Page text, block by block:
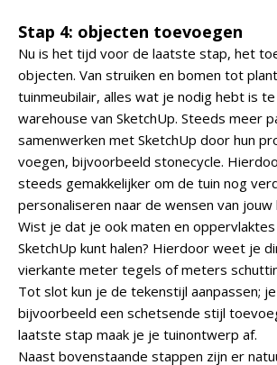
Stap 4: objecten toevoegen
Nu is het tijd voor de laatste stap, het
objecten. Van struiken en bomen tot
tuinmeubilair, alles wat je nodig hebt is
warehouse van SketchUp. Steeds meer
samenwerken met SketchUp door hun
voegen, bijvoorbeeld stonecycle.
steeds gemakkelijker om de tuin nog
personaliseren naar de wensen van jouw
Wist je dat je ook maten en
SketchUp kunt halen? Hierdoor weet je
vierkante meter tegels of meters
Tot slot kun je de tekenstijl aanpassen;
bijvoorbeeld een schetsende stijl
laatste stap maak je je tuinontwerp af.
Naast bovenstaande stappen zijn er